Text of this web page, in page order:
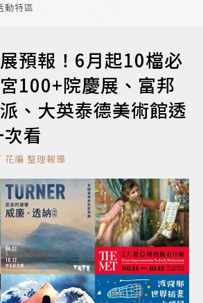
動特區
預報！6月起10檔必
100+院慶展、富邦
、大英泰德美術館透
看
花編 整理報導